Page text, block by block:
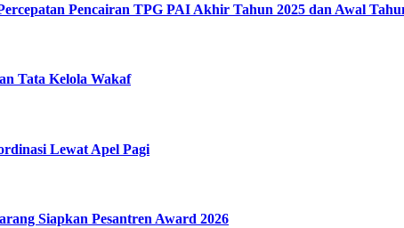
Pencairan TPG PAI Akhir Tahun 2025 dan Awal
Tata Kelola Wakaf
Lewat Apel Pagi
Siapkan Pesantren Award 2026